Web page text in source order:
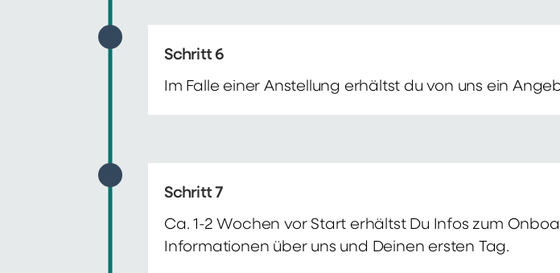
Schritt 6
Im Falle einer Anstellung erhältst du von uns ein
Schritt 7
Ca. 1-2 Wochen vor Start erhältst Du Infos zum
Informationen über uns und Deinen ersten Tag.